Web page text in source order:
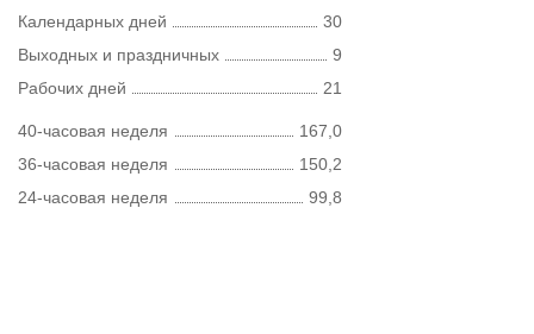
Календарных дней
30
Выходных и праздничных
9
Рабочих дней
21
40-часовая неделя
167,0
36-часовая неделя
150,2
24-часовая неделя
99,8